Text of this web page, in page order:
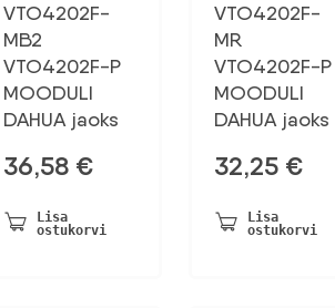
VTO4202F-
MB2
VTO4202F-P
MOODULI
DAHUA jaoks
36,58 €
Lisa
ostukorvi
VTO4202F-
MR
VTO4202F-P
MOODULI
DAHUA jaoks
32,25 €
Lisa
ostukorvi